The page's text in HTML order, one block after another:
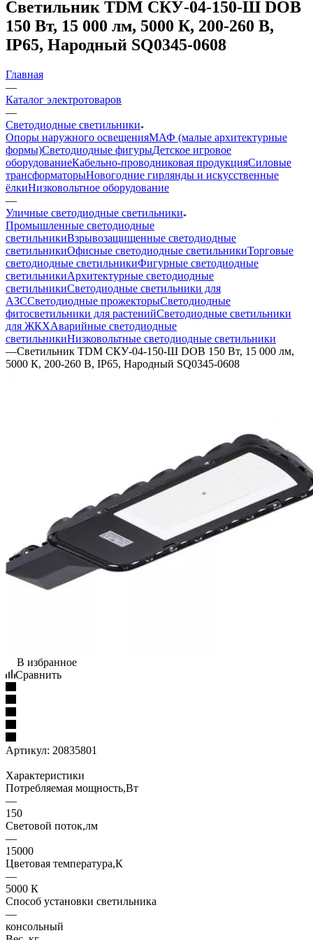
Светильник TDM СКУ-04-150-Ш DOB
150 Вт, 15 000 лм, 5000 К, 200-260 В,
IP65, Народный SQ0345-0608
Главная
—
Каталог электротоваров
—
Светодиодные светильники
Опоры наружного освещенияМАФ (малые архитектурные
формы)Светодиодные фигурыДетское игровое
оборудованиеКабельно-проводниковая продукцияСиловые
трансформаторыНовогодние гирлянды и искусственные
ёлкиНизковольтное оборудование
—
Уличные светодиодные светильники
Промышленные светодиодные
светильникиВзрывозащищенные светодиодные
светильникиОфисные светодиодные светильникиТорговые
светодиодные светильникиФигурные светодиодные
светильникиАрхитектурные светодиодные
светильникиСветодиодные светильники для
АЗССветодиодные прожекторыСветодиодные
фитосветильники для растенийСветодиодные светильники
для ЖКХАварийные светодиодные
светильникиНизковольтные светодиодные светильники
—Светильник TDM СКУ-04-150-Ш DOB 150 Вт, 15 000 лм,
5000 К, 200-260 В, IP65, Народный SQ0345-0608
В избранное
Сравнить
Артикул: 20835801
Характеристики
Потребляемая мощность,Вт
—
150
Световой поток,лм
—
15000
Цветовая температура,К
—
5000 К
Способ установки светильника
—
консольный